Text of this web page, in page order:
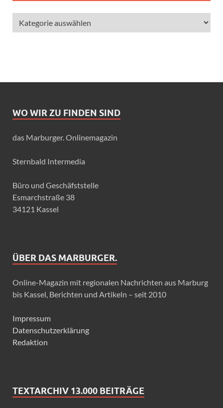
WO WIR ZU FINDEN SIND
das Marburger. Onlinemagazin
Sternbald Intermedia
Büro und Geschäfststelle
Esmarchstraße 38
34121 Kassel
ÜBER DAS MARBURGER.
Online-Magazin mit regionalen Nachrichten aus Marburg
bis Kassel, Berichten und Artikeln – seit 2010
Impressum
Datenschutzerklärung
Redaktion
TEXTARCHIV 13.000 BEITRÄGE